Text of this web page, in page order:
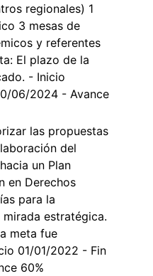
regionales) 1
3 mesas de
y referentes
El plazo de la
- Inicio
06/2024 - Avance
las propuestas
del
un Plan
en Derechos
para la
estratégica.
meta fue
01/01/2022 - Fin
60%